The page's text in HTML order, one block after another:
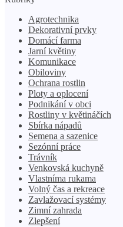
Agrotechnika
Dekorativní prvky
Domácí farma
Jarní květiny
Komunikace
Obiloviny
Ochrana rostlin
Ploty a oplocení
Podnikání v obci
Rostliny v květináčích
Sbírka nápadů
Semena a sazenice
Sezónní práce
Trávník
Venkovská kuchyně
Vlastníma rukama
Volný čas a rekreace
Zavlažovací systémy
Zimní zahrada
Zlepšení